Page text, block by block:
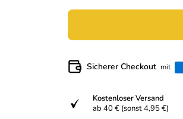
Sicherer Checkout mit
verifiziert
Kostenloser Versand
ab 40 € (sonst 4,95 €)